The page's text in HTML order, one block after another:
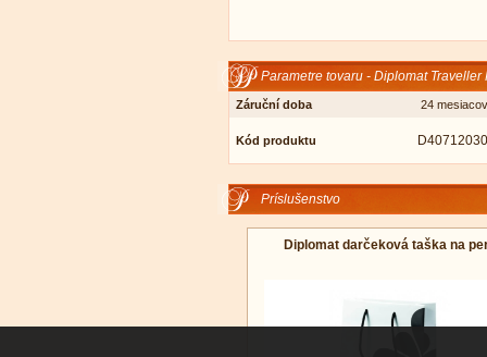
Parametre tovaru - Diplomat
Záruční doba 24 mesiacov
Kód produktu D40712030
Príslušenstvo
Diplomat darčeková taška na